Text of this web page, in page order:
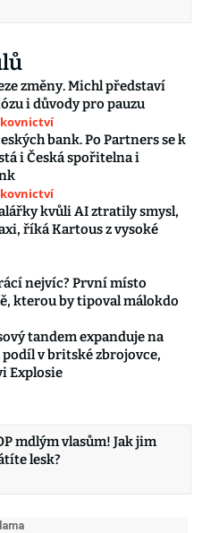
změny. Michl představí
i důvody pro pauzu
bank. Po Partners se k
i Česká spořitelna i
kvůli AI ztratily smysl,
říká Kartous z vysoké
nejvíc? První místo
kterou by tipoval málokdo
tandem expanduje na
podíl v britské zbrojovce,
Explosie
mdlým vlasům! Jak jim
lesk?